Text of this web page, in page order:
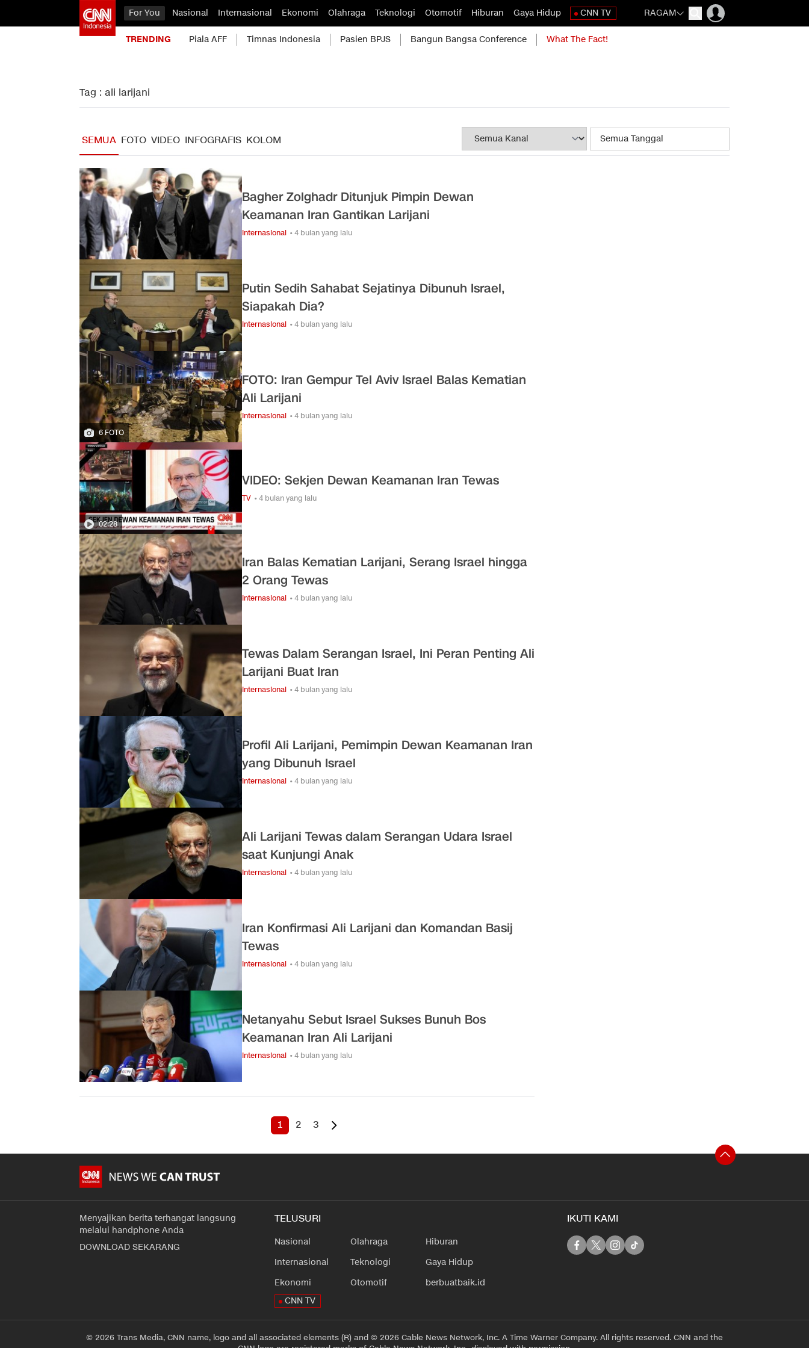
For You Nasional Internasional Ekonomi Olahraga Teknologi Otomotif Hiburan Gaya Hidup CNN TV RAGAM
TRENDING Piala AFF Timnas Indonesia Pasien BPJS Bangun Bangsa Conference What The Fact!
Tag : ali larijani
SEMUA FOTO VIDEO INFOGRAFIS KOLOM
Bagher Zolghadr Ditunjuk Pimpin Dewan
Keamanan Iran Gantikan Larijani
Internasional • 4 bulan yang lalu
Putin Sedih Sahabat Sejatinya Dibunuh Israel,
Siapakah Dia?
Internasional • 4 bulan yang lalu
6 FOTO
FOTO: Iran Gempur Tel Aviv Israel Balas Kematian
Ali Larijani
Internasional • 4 bulan yang lalu
02:28
VIDEO: Sekjen Dewan Keamanan Iran Tewas
TV • 4 bulan yang lalu
Iran Balas Kematian Larijani, Serang Israel hingga
2 Orang Tewas
Internasional • 4 bulan yang lalu
Tewas Dalam Serangan Israel, Ini Peran Penting Ali
Larijani Buat Iran
Internasional • 4 bulan yang lalu
Profil Ali Larijani, Pemimpin Dewan Keamanan Iran
yang Dibunuh Israel
Internasional • 4 bulan yang lalu
Ali Larijani Tewas dalam Serangan Udara Israel
saat Kunjungi Anak
Internasional • 4 bulan yang lalu
Iran Konfirmasi Ali Larijani dan Komandan Basij
Tewas
Internasional • 4 bulan yang lalu
Netanyahu Sebut Israel Sukses Bunuh Bos
Keamanan Iran Ali Larijani
Internasional • 4 bulan yang lalu
1 2 3
Menyajikan berita terhangat langsung
melalui handphone Anda
DOWNLOAD SEKARANG
TELUSURI
Nasional
Internasional
Ekonomi
Olahraga
Teknologi
Otomotif
Hiburan
Gaya Hidup
berbuatbaik.id
CNN TV
IKUTI KAMI
© 2026 Trans Media, CNN name, logo and all associated elements (R) and © 2026 Cable News Network, Inc. A Time Warner Company. All rights reserved. CNN and the